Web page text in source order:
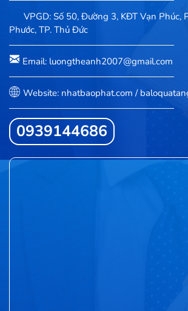
VPGD: Số 50, Đường 3, KĐT Vạn Phúc,
Phước, TP. Thủ Đức
Email: luongtheanh2007@gmail.com
Website: nhatbaophat.com /
0939144686